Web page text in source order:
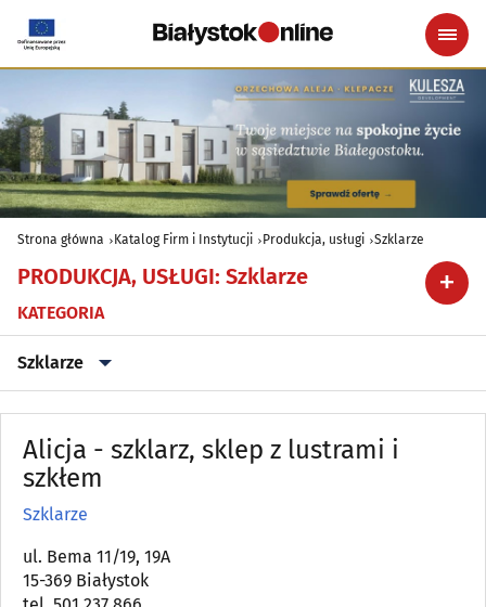
Strona główna Katalog Firm i Instytucji Produkcja, usługi Szklarze
PRODUKCJA, USŁUGI: Szklarze
KATEGORIA
Szklarze
Archiwizacja dokumentów(3)
Astrologia, wróżby, ezoteryka
Bielizna - producenci, hurtownie
Alicja - szklarz, sklep z lustrami i
szkłem
Szklarze
ul. Bema 11/19, 19A
15-369 Białystok